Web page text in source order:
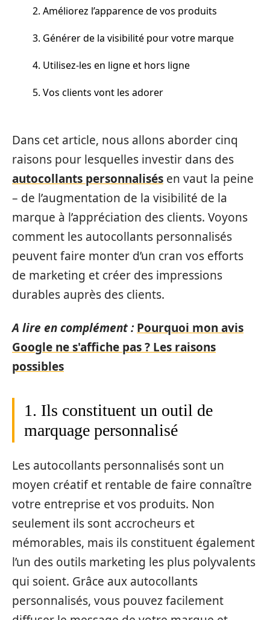
2. Améliorez l’apparence de vos produits
3. Générer de la visibilité pour votre marque
4. Utilisez-les en ligne et hors ligne
5. Vos clients vont les adorer
Dans cet article, nous allons aborder cinq
raisons pour lesquelles investir dans des
autocollants personnalisés en vaut la peine
– de l’augmentation de la visibilité de la
marque à l’appréciation des clients. Voyons
comment les autocollants personnalisés
peuvent faire monter d’un cran vos efforts
de marketing et créer des impressions
durables auprès des clients.
A lire en complément : Pourquoi mon avis
Google ne s'affiche pas ? Les raisons
possibles
1. Ils constituent un outil de
marquage personnalisé
Les autocollants personnalisés sont un
moyen créatif et rentable de faire connaître
votre entreprise et vos produits. Non
seulement ils sont accrocheurs et
mémorables, mais ils constituent également
l’un des outils marketing les plus polyvalents
qui soient. Grâce aux autocollants
personnalisés, vous pouvez facilement